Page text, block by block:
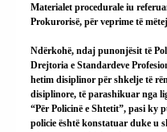
Materialet procedurale iu
Prokurorisë, për veprime të
Ndërkohë, ndaj punonjësit të
Drejtoria e Standardeve
hetim disiplinor për shkelje të
disiplinore, të parashikuar nga
“Për Policinë e Shtetit”, pasi ky
policie është konstatuar duke u